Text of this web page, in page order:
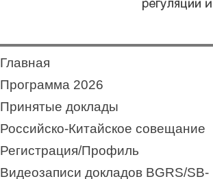
Главная
Программа 2026
Принятые доклады
Российско-Китайское совещание
Регистрация/Профиль
Видеозаписи докладов BGRS/SB-